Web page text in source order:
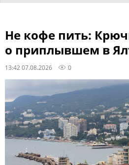
Не кофе пить:
о приплывшем в
13:42 07.08.2026 0